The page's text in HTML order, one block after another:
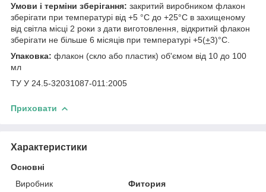
Умови і терміни зберігання: закритий виробником флакон
зберігати при температурі від +5 °С до +25°С в захищеному
від світла місці 2 роки з дати виготовлення, відкритий флакон
зберігати не більше 6 місяців при температурі +5(+3)°С.
Упаковка: флакон (скло або пластик) об'ємом від 10 до 100
мл
ТУ У 24.5-32031087-011:2005
Приховати
Характеристики
Основні
Виробник
Фитория